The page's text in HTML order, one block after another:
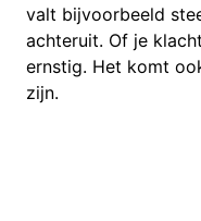
valt bijvoorbeeld
achteruit. Of je
ernstig. Het komt
zijn.